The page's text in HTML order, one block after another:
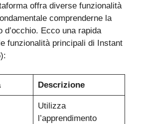
offra diverse funzionalità
comprenderne la
d’occhio. Ecco una rapida
funzionalità principali di Instant
Descrizione
Utilizza
l’apprendimento